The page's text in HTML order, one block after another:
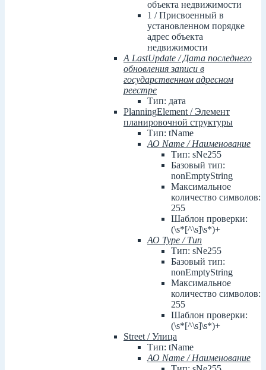
объекта недвижимости
1 / Присвоенный в
установленном порядке
адрес объекта
недвижимости
А LastUpdate / Дата последнего
обновления записи в
государственном адресном
реестре
Тип: дата
PlanningElement / Элемент
планировочной структуры
Тип: tName
АО Name / Наименование
Тип: sNe255
Базовый тип:
nonEmptyString
Максимальное
количество символов:
255
Шаблон проверки:
(\s*[^\s]\s*)+
АО Type / Тип
Тип: sNe255
Базовый тип:
nonEmptyString
Максимальное
количество символов:
255
Шаблон проверки:
(\s*[^\s]\s*)+
Street / Улица
Тип: tName
АО Name / Наименование